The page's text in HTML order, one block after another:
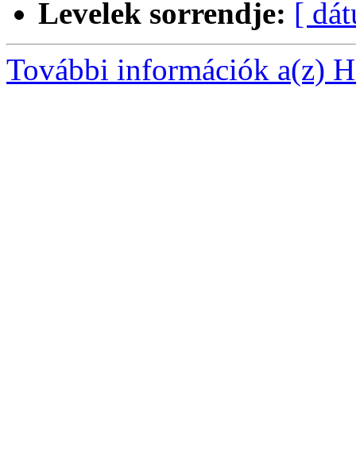
Levelek sorrendje: [
További információk a(z)